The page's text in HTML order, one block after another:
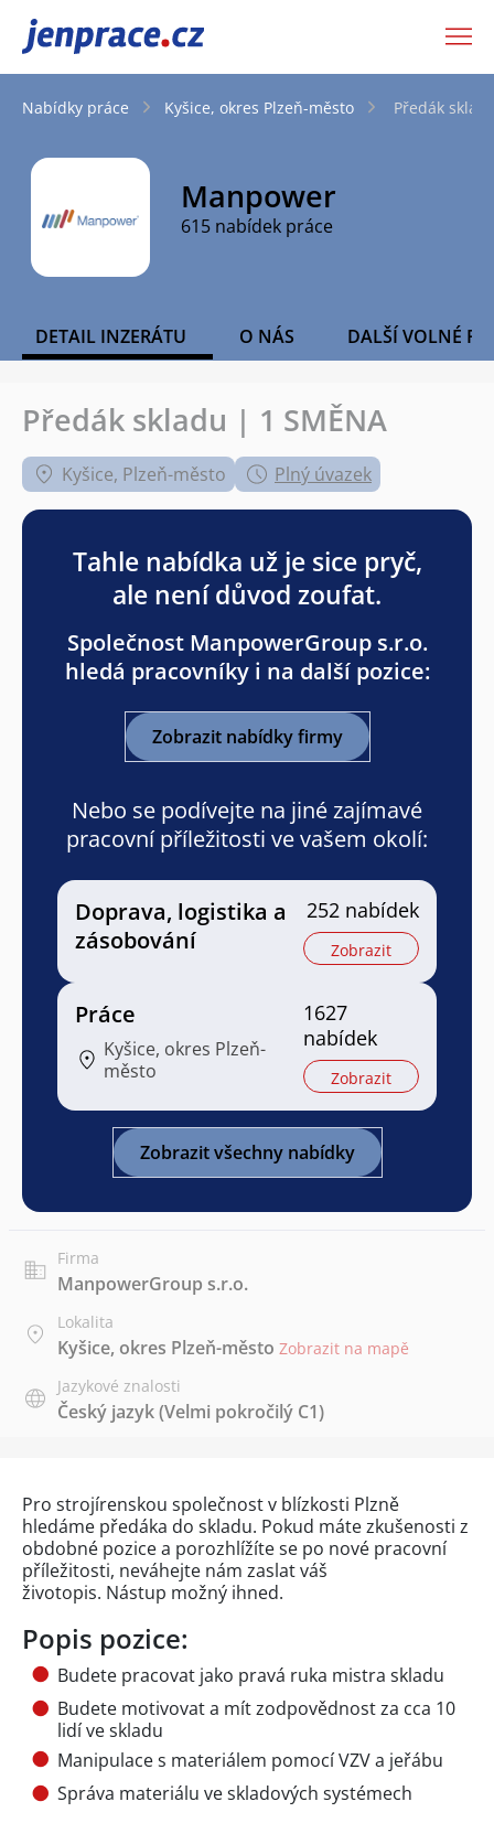
JenPráce.cz
Nabídky práce Kyšice, okres Plzeň-město Předák
Manpower
615 nabídek práce
DETAIL INZERÁTU O NÁS DALŠÍ VOLNÉ
Předák skladu | 1 SMĚNA
Kyšice, Plzeň-město Plný úvazek
Tahle nabídka už je sice pryč,
ale není důvod zoufat.
Společnost ManpowerGroup s.r.o.
hledá pracovníky i na další pozice:
Zobrazit nabídky firmy
Nebo se podívejte na jiné zajímavé
pracovní příležitosti ve vašem okolí:
Doprava, logistika a
zásobování
252 nabídek
Zobrazit
Práce
Kyšice, okres Plzeň-
město
1627
nabídek
Zobrazit
Zobrazit všechny nabídky
Firma
ManpowerGroup s.r.o.
Lokalita
Kyšice, okres Plzeň-město Zobrazit na mapě
Jazykové znalosti
Český jazyk(Velmi pokročilý C1)
Pro strojírenskou společnost v blízkosti Plzně
hledáme předáka do skladu. Pokud máte zkušenosti z
obdobné pozice a porozhlížíte se po nové pracovní
příležitosti, neváhejte nám zaslat váš
životopis. Nástup možný ihned.
Popis pozice:
Budete pracovat jako pravá ruka mistra skladu
Budete motivovat a mít zodpovědnost za cca 10
lidí ve skladu
Manipulace s materiálem pomocí VZV a jeřábu
Správa materiálu ve skladových systémech